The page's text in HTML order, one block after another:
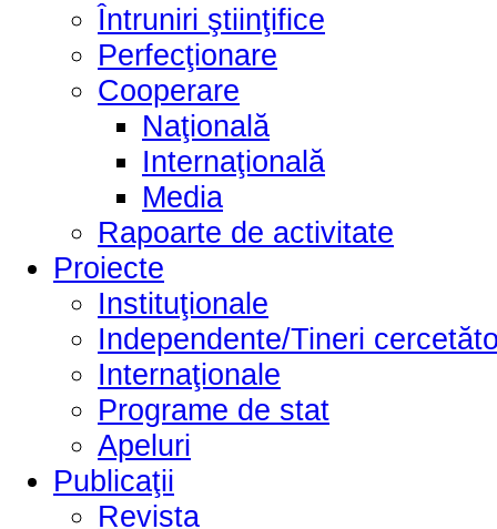
Întruniri ştiinţifice
Perfecţionare
Cooperare
Naţională
Internaţională
Media
Rapoarte de activitate
Proiecte
Instituţionale
Independente/Tineri
Internaţionale
Programe de stat
Apeluri
Publicaţii
Revista